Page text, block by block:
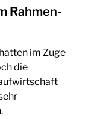
Rahmen-
im Zuge
die